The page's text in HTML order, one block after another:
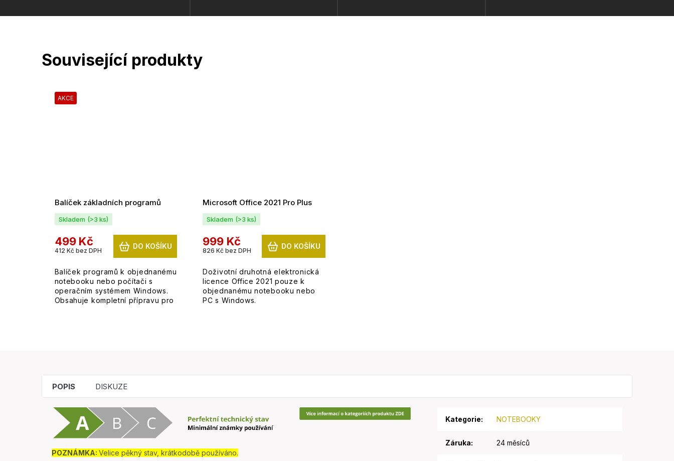
Související produkty
AKCE
Balíček základních programů
Skladem (>3 ks)
412 Kč bez DPH
499 Kč DO KOŠÍKU
Balíček programů k objednanému
notebooku nebo počítači s
operačním systémem Windows.
Obsahuje kompletní přípravu pro
Microsoft Office 2021 Pro Plus
Skladem (>3 ks)
826 Kč bez DPH
999 Kč DO KOŠÍKU
Doživotní druhotná elektronická
licence Office 2021 pouze k
objednanému notebooku nebo
PC s Windows.
POPIS DISKUZE
POZNÁMKA: Velice pěkný stav, krátkodobě používáno.
Kategorie: NOTEBOOKY
Záruka: 24 měsíců